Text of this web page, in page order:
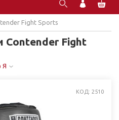
Fight Sports
Contender Fight
Я
КОД: 2510